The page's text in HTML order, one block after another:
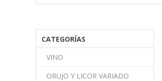
CATEGORÍAS
VINO
ORUJO Y LICOR VARIADO